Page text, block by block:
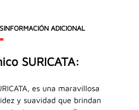
INFORMACIÓN ADICIONAL
SURICATA:
es una maravillosa
y suavidad que brindan